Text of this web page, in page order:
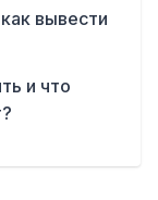
вывести
и что